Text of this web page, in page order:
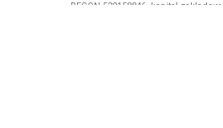
REGON 529158846, kapitał